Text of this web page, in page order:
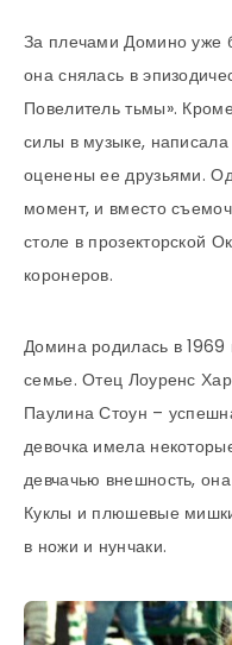
За плечами Домино уже
она снялась в
Повелитель тьмы».
силы в музыке,
оценены ее друзьями.
момент, и вместо
столе в прозекторской
коронеров.
Домина родилась в 1969
семье. Отец Лоуренс
Паулина Стоун –
девочка имела
девчачью внешность,
Куклы и плюшевые
в ножи и нунчаки.